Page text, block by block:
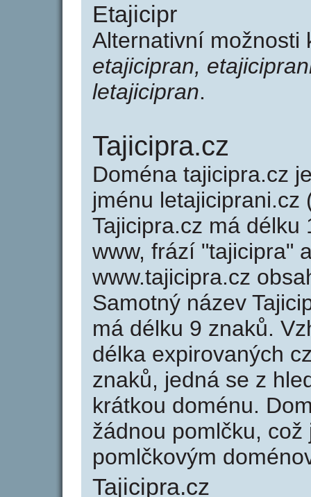
Etajicipr
Alternativní
etajicipran,
letajicipran.
Tajicipra.cz
Doména tajicipra.cz
jménu letajiciprani.cz
Tajicipra.cz má
www, frází "tajicipra"
www.tajicipra.cz
Samotný název
má délku 9 znaků.
délka expirovaných
znaků, jedná se z
krátkou doménu.
žádnou pomlčku,
pomlčkovým
Tajicipra.cz